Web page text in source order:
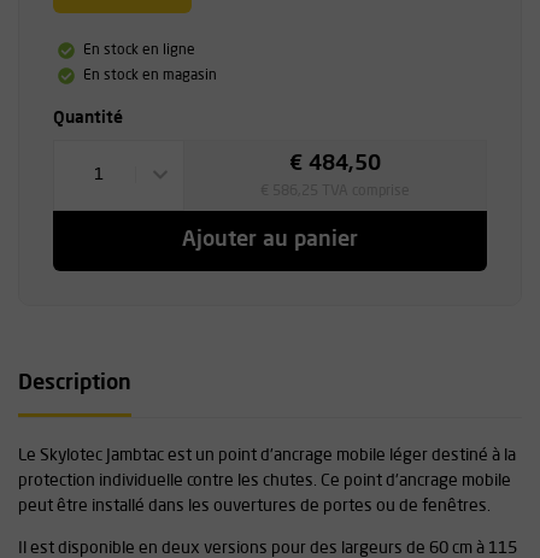
En stock en ligne
En stock en magasin
Quantité
1
€ 484,50
Ajouter au panier
Description
Le Skylotec Jambtac est un point d'ancrage mobile léger destiné à la
protection individuelle contre les chutes. Ce point d'ancrage mobile
peut être installé dans les ouvertures de portes ou de fenêtres.
Il est disponible en deux versions pour des largeurs de 60 cm à 115